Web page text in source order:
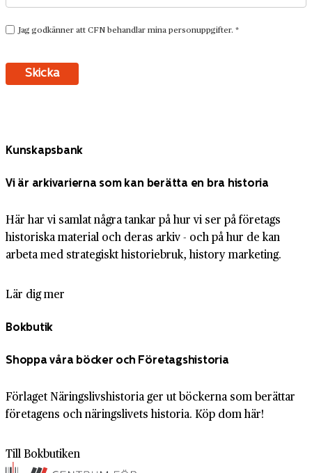
Kunskapsbank
Vi är arkivarierna som kan berätta en bra historia
Här har vi samlat några tankar på hur vi ser på företags
historiska material och deras arkiv - och på hur de kan
arbeta med strategiskt historiebruk, history marketing.
Lär dig mer
Bokbutik
Shoppa våra böcker och Företagshistoria
Förlaget Näringslivshistoria ger ut böckerna som berättar
företagens och näringslivets historia. Köp dom här!
Till Bokbutiken